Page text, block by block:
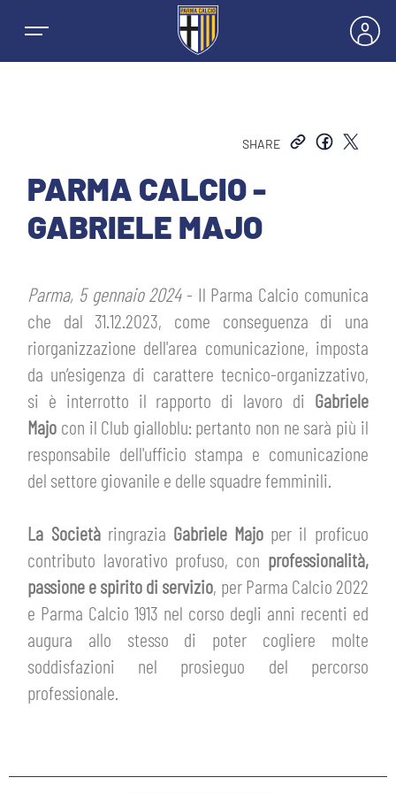
NEWS
SQUADRE
PRIMA SQUADRA FEMMINILE
GIOVANILE MASCHILE
GIOVANILE FEMMINILE
STAGIONE
MASCHILE
FEMMINILE
HOSPITALITY
HOSPITALITY
MUSEUM CLUB EXPERIENCE
BIGLIETTI
ABBONAMENTI
INFO BIGLIETTI
TARDINI CARD
INFORMAZIONI ACCREDITI
TRASFERTE
SHOP
ESPORTS
IL CLUB
ORGANIGRAMMA
STORIA
FLASH NEWS
SHARE
PARMA CALCIO -
GABRIELE MAJO
Parma, 5 gennaio 2024- Il Parma Calcio comunica
che dal 31.12.2023, come conseguenza di una
riorganizzazione dell'area comunicazione, imposta
da un’esigenza di carattere tecnico-organizzativo,
si è interrotto il rapporto di lavoro di Gabriele
Majo con il Club gialloblu: pertanto non ne sarà più il
responsabile dell'ufficio stampa e comunicazione
del settore giovanile e delle squadre femminili.
La Societàringrazia Gabriele Majo per il proficuo
contributo lavorativo profuso, con professionalità,
passione e spirito di servizio, per Parma Calcio 2022
e Parma Calcio 1913 nel corso degli anni recenti ed
augura allo stesso di poter cogliere molte
soddisfazioni nel prosieguo del percorso
professionale.